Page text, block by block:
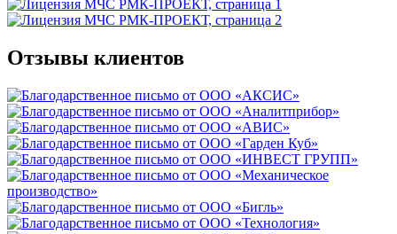
Отзывы клиентов